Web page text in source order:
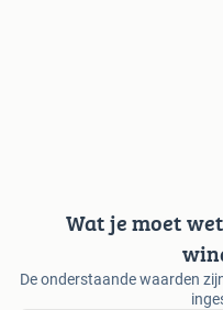
Wat je moet
De onderstaande waarden